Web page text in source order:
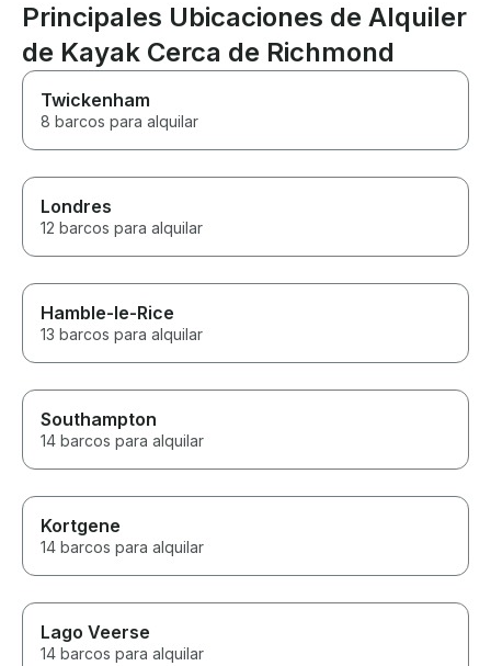
Principales Ubicaciones de Alquiler
de Kayak Cerca de Richmond
Twickenham
8 barcos para alquilar
Londres
12 barcos para alquilar
Hamble-le-Rice
13 barcos para alquilar
Southampton
14 barcos para alquilar
Kortgene
14 barcos para alquilar
Lago Veerse
14 barcos para alquilar